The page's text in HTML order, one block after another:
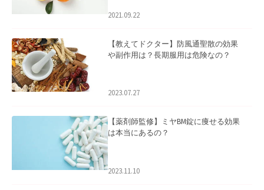
2021.09.22
【教えてドクター】防風通聖散の効果
や副作用は？長期服用は危険なの？
2023.07.27
【薬剤師監修】ミヤBM錠に痩せる効果
は本当にあるの？
2023.11.10